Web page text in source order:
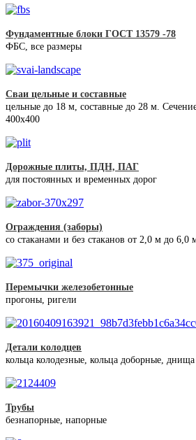
Фундаментные блоки ГОСТ 13579 -78
ФБС, все размеры
Сваи цельные и составные
цельные до 18 м, составные до 28 м.
400х400
Дорожные плиты, ПДН, ПАГ
для постоянных и временных дорог
Ограждения (заборы)
со стаканами и без стаканов от 2,0 м до 6,0
Перемычки железобетонные
прогоны, ригели
Детали колодцев
кольца колодезные, кольца доборные,
Трубы
безнапорные, напорные